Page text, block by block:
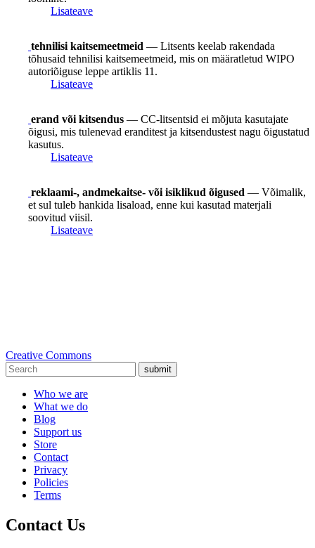
Lisateave
tehnilisi kaitsemeetmeid — Litsents keelab rakendada
tõhusaid tehnilisi kaitsemeetmeid, mis on määratletud WIPO
autoriõiguse leppe artiklis 11.
Lisateave
erand või kitsendus — CC-litsentsid ei mõjuta kasutajate
õigusi, mis tulenevad eranditest ja kitsendustest nagu õigustatud
kasutus.
Lisateave
reklaami-, andmekaitse- või isiklikud õigused — Võimalik,
et sul tuleb hankida lisaload, enne kui kasutad materjali
soovitud viisil.
Lisateave
Creative Commons
submit
Who we are
What we do
Blog
Support us
Store
Contact
Privacy
Policies
Terms
Contact Us